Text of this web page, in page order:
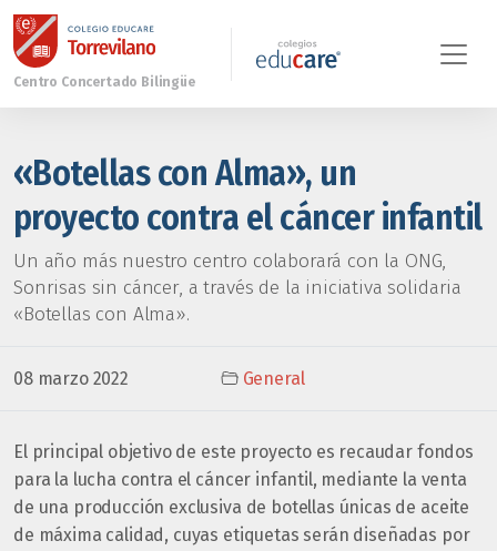
«Botellas con Alma», un
proyecto contra el cáncer infantil
Un año más nuestro centro colaborará con la ONG,
Sonrisas sin cáncer, a través de la iniciativa solidaria
«Botellas con Alma».
08 marzo 2022 General
El principal objetivo de este proyecto es recaudar fondos
para la lucha contra el cáncer infantil, mediante la venta
de una producción exclusiva de botellas únicas de aceite
de máxima calidad, cuyas etiquetas serán diseñadas por